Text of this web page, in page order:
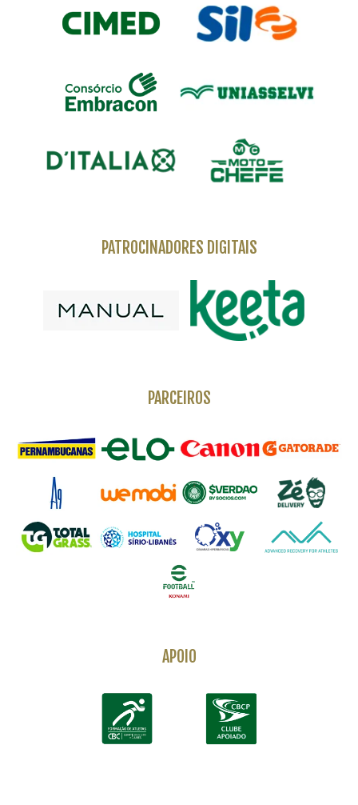
PATROCINADORES DIGITAIS
PARCEIROS
APOIO